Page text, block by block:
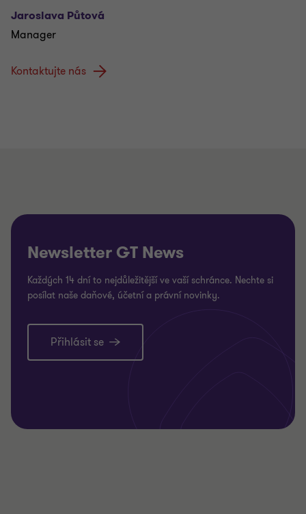
Jaroslava Půtová
Manager
Kontaktujte nás
Newsletter GT News
Každých 14 dní to nejdůležitější ve vaší schránce. Nechte si
posílat naše daňové, účetní a právní novinky.
Přihlásit se